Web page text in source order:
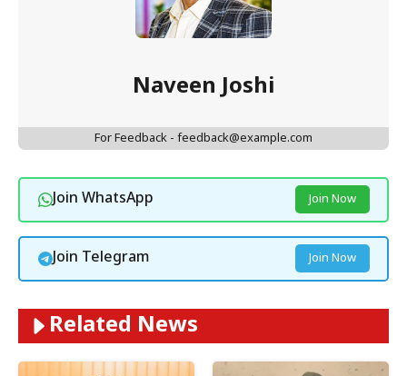
Naveen Joshi
For Feedback - feedback@example.com
Join WhatsApp Join Now
Join Telegram Join Now
Related News